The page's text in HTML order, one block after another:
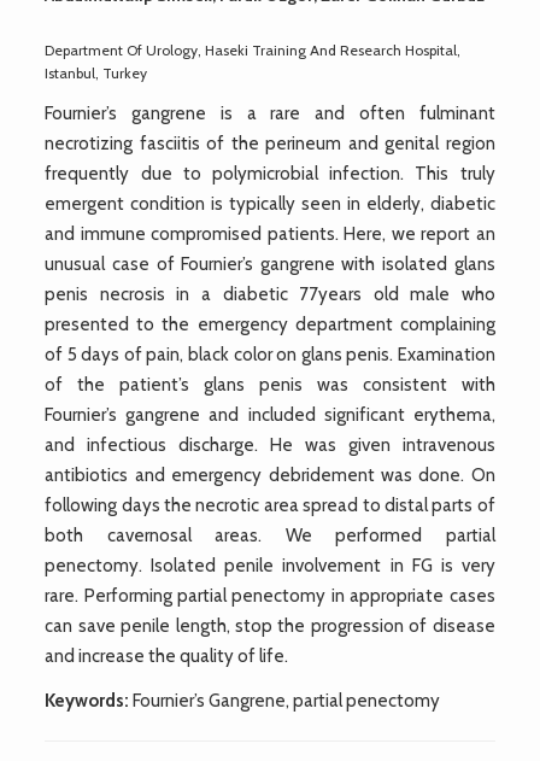
Department Of Urology, Haseki Training And Research Hospital,
Istanbul, Turkey
Fournier’s gangrene is a rare and often fulminant
necrotizing fasciitis of the perineum and genital region
frequently due to polymicrobial infection. This truly
emergent condition is typically seen in elderly, diabetic
and immune compromised patients. Here, we report an
unusual case of Fournier’s gangrene with isolated glans
penis necrosis in a diabetic 77years old male who
presented to the emergency department complaining
of 5 days of pain, black color on glans penis. Examination
of the patient’s glans penis was consistent with
Fournier’s gangrene and included significant erythema,
and infectious discharge. He was given intravenous
antibiotics and emergency debridement was done. On
following days the necrotic area spread to distal parts of
both cavernosal areas. We performed partial
penectomy. Isolated penile involvement in FG is very
rare. Performing partial penectomy in appropriate cases
can save penile length, stop the progression of disease
and increase the quality of life.
Keywords: Fournier’s Gangrene, partial penectomy